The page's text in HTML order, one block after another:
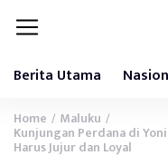
Berita Utama
Home / Maluku /
Kunjungan Perdana di
Harus Jujur dan Loyal